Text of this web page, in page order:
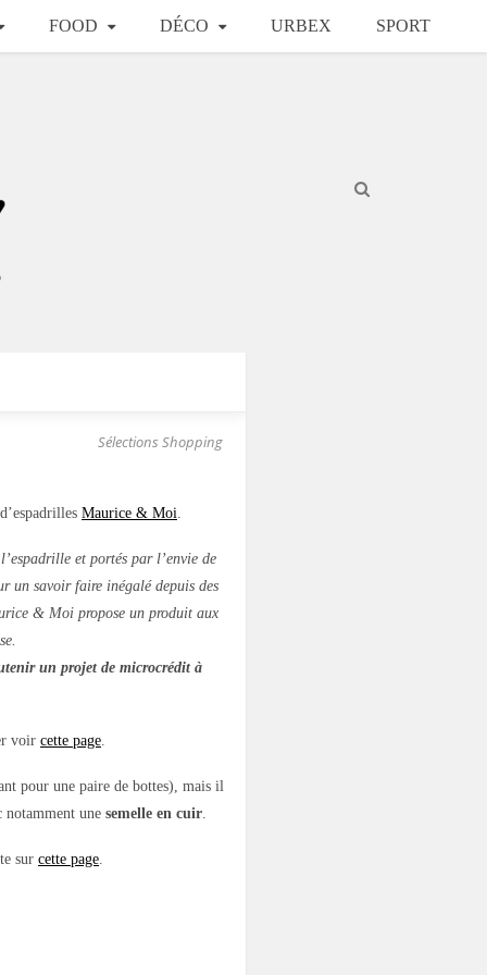
FOOD DÉCO URBEX SPORT
Sélections Shopping
Maurice & Moi.
et portés par l’envie de
un savoir faire inégalé depuis des
& Moi propose un produit aux
un projet de microcrédit à
voir cette page.
pour une paire de bottes), mais il
notamment une semelle en cuir.
sur cette page.